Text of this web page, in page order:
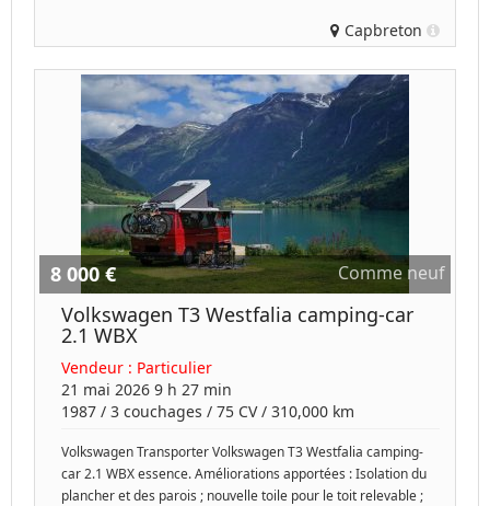
Capbreton
8 000 € Comme neuf
Volkswagen T3 Westfalia camping-car
2.1 WBX
Vendeur : Particulier
21 mai 2026 9 h 27 min
1987 / 3 couchages / 75 CV / 310,000 km
Volkswagen Transporter Volkswagen T3 Westfalia camping-
car 2.1 WBX essence. Améliorations apportées : Isolation du
plancher et des parois ; nouvelle toile pour le toit relevable ;